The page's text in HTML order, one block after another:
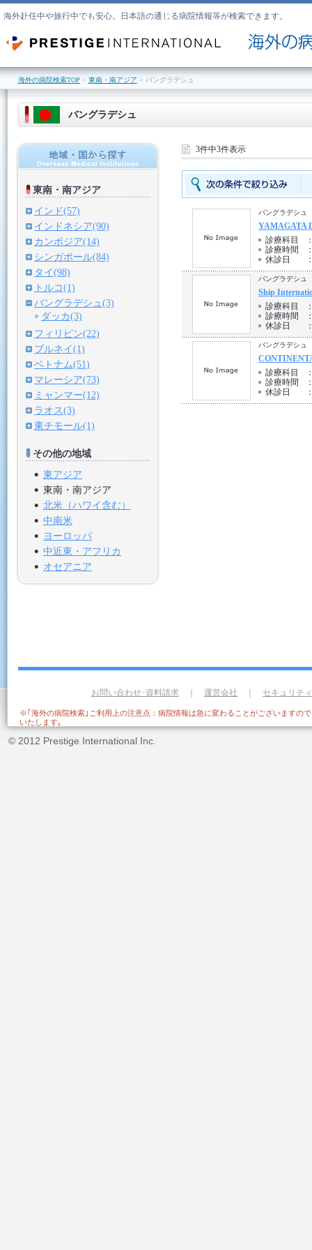
海外赴任中や旅行中でも安心。日本語の通じる病院情報等が検索できます。
海外の病院検索TOP>東南・南アジア> バングラデシュ
バングラデシュ
3件中3件表示
バングラデシュ
YAMAGATA
診療科目
診療時間
休診日
バングラデシュ
Ship
診療科目
診療時間
休診日
バングラデシュ
診療科目
診療時間
休診日
東南・南アジア
インド(57)
インドネシア(90)
カンボジア(14)
シンガポール(84)
タイ(98)
トルコ(1)
バングラデシュ(3)
ダッカ(3)
フィリピン(22)
ブルネイ(1)
ベトナム(51)
マレーシア(73)
ミャンマー(12)
ラオス(3)
東チモール(1)
その他の地域
東アジア
東南・南アジア
北米（ハワイ含む）
中南米
ヨーロッパ
中近東・アフリカ
オセアニア
※｢海外の病院検索｣ご利用上の注意点：病院情報は急に変わることがございますの
いたします｡
お問い合わせ･資料請求 運営会社 セキュリテ
© 2012 Prestige International Inc.